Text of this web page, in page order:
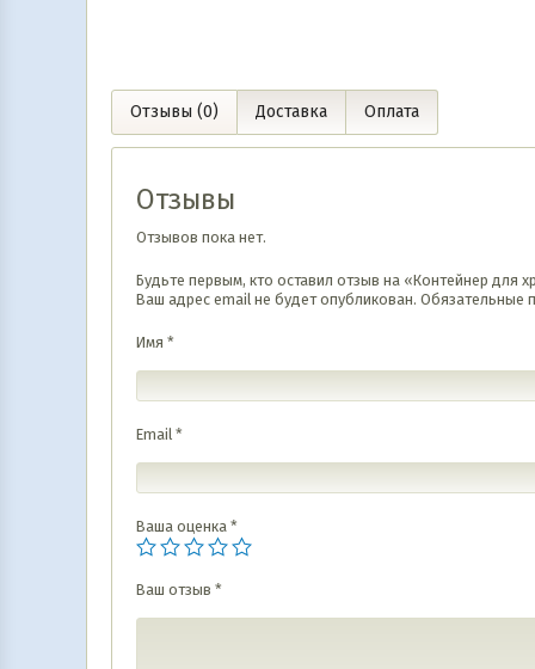
Отзывы (0) Доставка Оплата
Отзывы
Отзывов пока нет.
Будьте первым, кто оставил отзыв на «Контейнер для
Ваш адрес email не будет опубликован. Обязательные
Имя *
Email *
Ваша оценка *
Ваш отзыв *